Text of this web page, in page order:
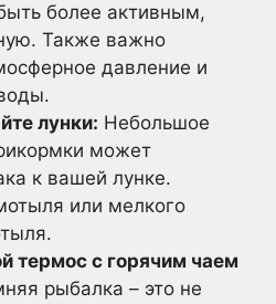
более активным,
Также важно
давление и
лунки: Небольшое
может
к вашей лунке.
или мелкого
термос с горячим чаем
рыбалка – это не